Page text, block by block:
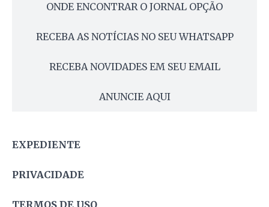
ONDE ENCONTRAR O JORNAL OPÇÃO
RECEBA AS NOTÍCIAS NO SEU WHATSAPP
RECEBA NOVIDADES EM SEU EMAIL
ANUNCIE AQUI
EXPEDIENTE
PRIVACIDADE